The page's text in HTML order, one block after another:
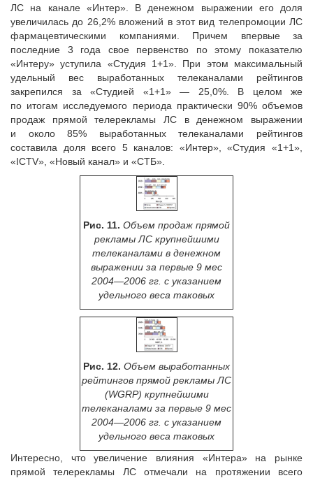
ЛС на канале «Интер». В денежном выражении его доля
увеличилась до 26,2% вложений в этот вид телепромоции ЛС
фармацевтическими компаниями. Причем впервые за
последние 3 года свое первенство по этому показателю
«Интеру» уступила «Студия 1+1». При этом максимальный
удельный вес выработанных телеканалами рейтингов
закрепился за «Студией «1+1» — 25,0%. В целом же
по итогам исследуемого периода практически 90% объемов
продаж прямой телерекламы ЛС в денежном выражении
и около 85% выработанных телеканалами рейтингов
составила доля всего 5 каналов: «Интер», «Студия «1+1»,
«ICTV», «Новый канал» и «СТБ».
Рис. 11. Объем продаж прямой
рекламы ЛС крупнейшими
телеканалами в денежном
выражении за первые 9 мес
2004—2006 гг. с указанием
удельного веса таковых
Рис. 12. Объем выработанных
рейтингов прямой рекламы ЛС
(WGRP) крупнейшими
телеканалами за первые 9 мес
2004—2006 гг. с указанием
удельного веса таковых
Интересно, что увеличение влияния «Интера» на рынке
прямой телерекламы ЛС отмечали на протяжении всего